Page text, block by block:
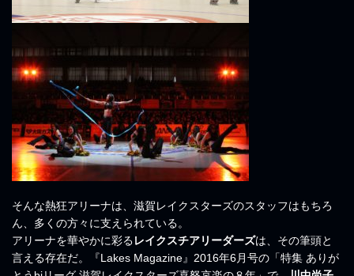
そんな熱狂アリーナは、滋賀レイクスターズのスタッフはもちろ
ん、多くの方々に支えられている。
アリーナを華やかに彩るレイクスチアリーダーズは、その筆頭と
言える存在だ。『Lakes Magazine』2016年6月号の「特集 ありが